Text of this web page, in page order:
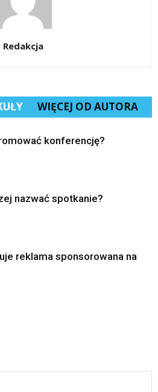
Redakcja
WIĘCEJ OD AUTORA
konferencję?
nazwać spotkanie?
reklama sponsorowana na